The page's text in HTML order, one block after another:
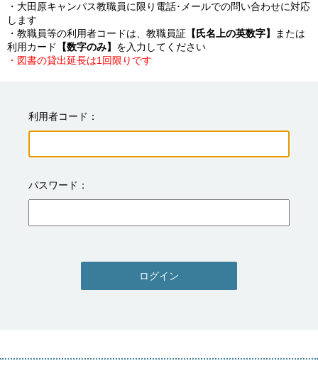
・大田原キャンパス教職員に限り電話･メールでの問い合わせに対応
します
・教職員等の利用者コードは、教職員証 【氏名上の英数字】
または
利用カード
【数字のみ】
・図書の貸出延長は1回限りです
利用者コード
パスワード
ログイン